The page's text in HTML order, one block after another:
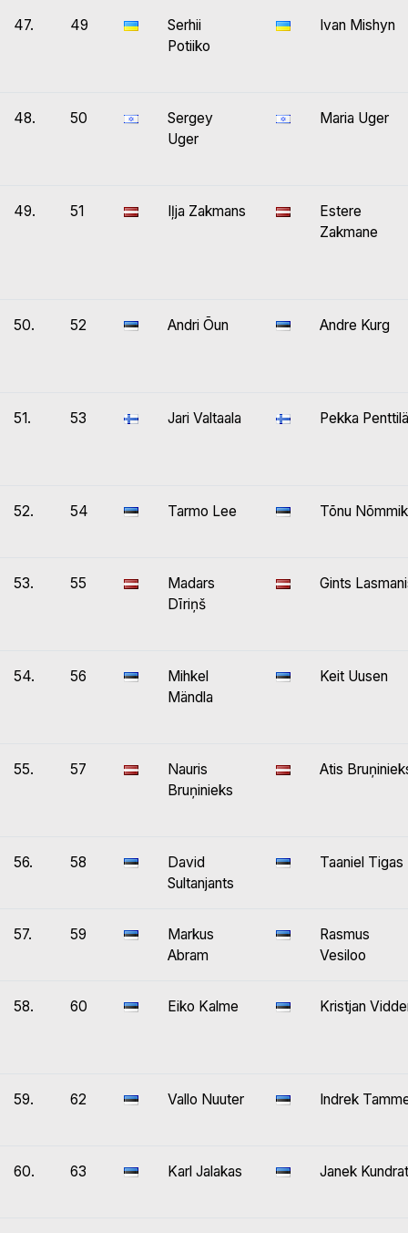
47. 49
Serhii
Potiiko
Ivan Mishyn
48. 50
Sergey
Uger
Maria Uger
49. 51 Iļja Zakmans
Estere
Zakmane
50. 52 Andri Õun Andre Kurg
51. 53 Jari Valtaala Pekka Penttilä
52. 54 Tarmo Lee Tõnu Nõmmik
53. 55
Madars
Dīriņš
Gints
54. 56
Mihkel
Mändla
Keit Uusen
55. 57
Nauris
Bruņinieks
Atis
56. 58
David
Sultanjants
Taaniel Tigas
57. 59
Markus
Abram
Rasmus
Vesiloo
58. 60 Eiko Kalme Kristjan
59. 62 Vallo Nuuter Indrek
60. 63 Karl Jalakas Janek